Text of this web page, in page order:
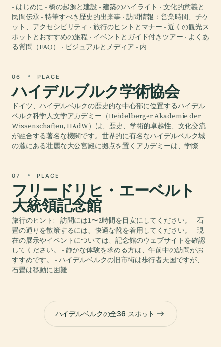
- はじめに - 橋の起源と建設 - 建築のハイライト - 文化的意義と
民間伝承 - 特筆すべき歴史的出来事 - 訪問情報：営業時間、チケ
ット、アクセシビリティ - 旅行のヒントとマナー - 近くの観光ス
ポットとおすすめの旅程 - イベントとガイド付きツアー - よくあ
る質問（FAQ） - ビジュアルとメディア - 内
06 PLACE
ハイデルブルク学術協会
ドイツ、ハイデルベルクの歴史的な中心部に位置するハイデル
ベルク科学人文学アカデミー（Heidelberger Akademie der
Wissenschaften, HAdW）は、歴史、学術的卓越性、文化交流
が融合する著名な機関です。世界的に有名なハイデルベルク城
の麓にある壮麗な大公宮殿に拠点を置くアカデミーは、学際
07 PLACE
フリードリヒ・エーベルト
大統領記念館
旅行のヒント: - 訪問には1〜2時間を目安にしてください。 - 石
畳の通りを散策するには、快適な靴を着用してください。 - 現
在の展示やイベントについては、記念館のウェブサイトを確認
してください。 - 静かな体験を求める方は、午前中の訪問がお
すすめです。 - ハイデルベルクの旧市街は歩行者天国ですが、
石畳は移動に困難
ハイデルベルクの全36 スポット